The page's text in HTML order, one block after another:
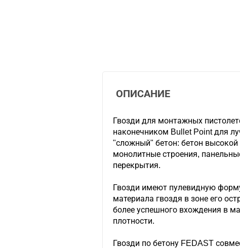
ОПИСАНИЕ
Гвозди для монтажных
наконечником Bullet Point для
"сложный" бетон: бетон
монолитные строения,
перекрытия.
Гвозди имеют пулевидную
материала гвоздя в зоне его
более успешного вхождения в
плотности.
Гвозди по бетону FEDAST